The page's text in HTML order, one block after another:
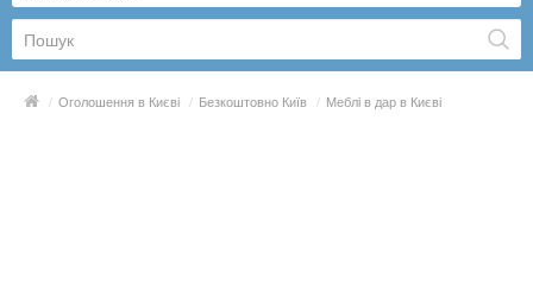
/ Оголошення в Києві / Безкоштовно Київ / Меблі в дар в Києві